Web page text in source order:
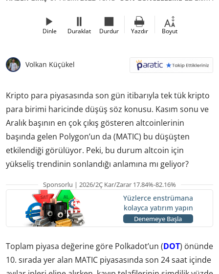
Dinle Duraklat Durdur Yazdır Boyut
Volkan Küçükel
Kripto para piyasasında son gün itibarıyla tek tük kripto
para birimi haricinde düşüş söz konusu. Kasım sonu ve
Aralık başının en çok çıkış gösteren altcoinlerinin
başında gelen Polygon’un da (MATIC) bu düşüşten
etkilendiği görülüyor. Peki, bu durum altcoin için
yükseliş trendinin sonlandığı anlamına mı geliyor?
Sponsorlu | 2026/2Ç Kar/Zarar 17.84%-82.16%
Yüzlerce enstrümana
kolayca yatırım yapın
Denemeye Başla
Toplam piyasa değerine göre Polkadot’un (DOT) önünde
10. sırada yer alan MATIC piyasasında son 24 saat içinde